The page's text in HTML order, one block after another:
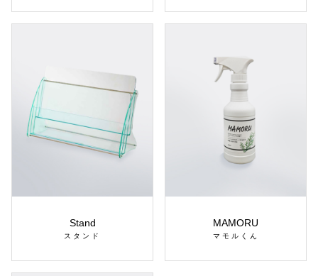
Stand
スタンド
MAMORU
マモルくん